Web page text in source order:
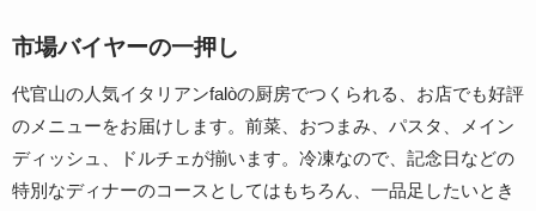
市場バイヤーの一押し
代官山の人気イタリアンfalòの厨房でつくられる、お店でも好評
のメニューをお届けします。前菜、おつまみ、パスタ、メイン
ディッシュ、ドルチェが揃います。冷凍なので、記念日などの
特別なディナーのコースとしてはもちろん、一品足したいとき